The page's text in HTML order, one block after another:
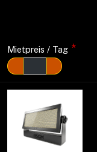
Mietpreis / Tag *